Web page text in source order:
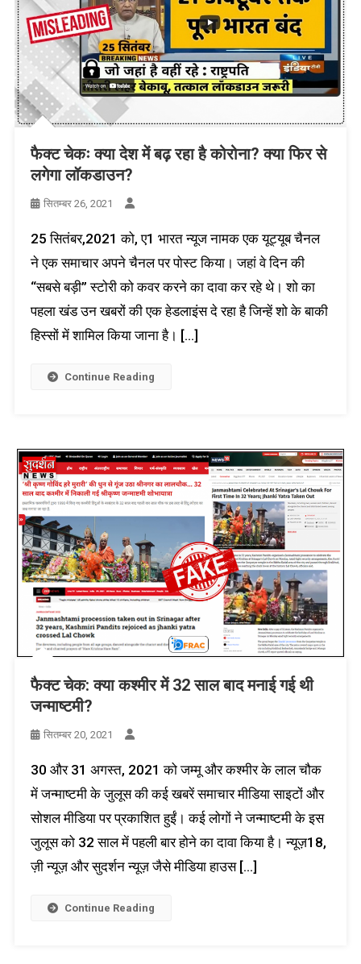
फैक्ट चेकः क्या देश में बढ़ रहा है कोरोना? क्या फिर से
लगेगा लॉकडाउन?
सितम्बर 26, 2021
25 सितंबर,2021 को, ए1 भारत न्यूज नामक एक यूट्यूब चैनल
ने एक समाचार अपने चैनल पर पोस्ट किया। जहां वे दिन की
“सबसे बड़ी” स्टोरी को कवर करने का दावा कर रहे थे। शो का
पहला खंड उन खबरों की एक हेडलाइंस दे रहा है जिन्हें शो के बाकी
हिस्सों में शामिल किया जाना है। […]
Continue Reading
फैक्ट चेक: क्या कश्मीर में 32 साल बाद मनाई गई थी
जन्माष्टमी?
सितम्बर 20, 2021
30 और 31 अगस्त, 2021 को जम्मू और कश्मीर के लाल चौक
में जन्माष्टमी के जुलूस की कई खबरें समाचार मीडिया साइटों और
सोशल मीडिया पर प्रकाशित हुईं। कई लोगों ने जन्माष्टमी के इस
जुलूस को 32 साल में पहली बार होने का दावा किया है। न्यूज़18,
ज़ी न्यूज़ और सुदर्शन न्यूज़ जैसे मीडिया हाउस […]
Continue Reading